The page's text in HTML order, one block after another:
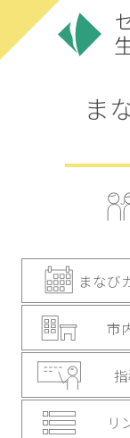
ま
まなび
市
リ